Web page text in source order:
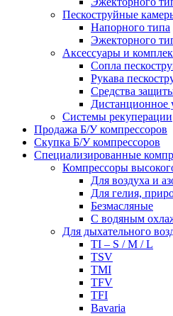
Пескоструйные
Напорного типа
Эжекторного
Аксессуары и
Сопла
Рукава
Средства
Дистанционное
Системы рекуперации
Продажа Б/У компрессоров
Скупка Б/У компрессоров
Специализированные
Компрессоры
Для воздуха и
Для гелия,
Безмасляные
С водяным
Для дыхательного
TI – S / M / L
TSV
TMI
TFV
TFI
Bavaria